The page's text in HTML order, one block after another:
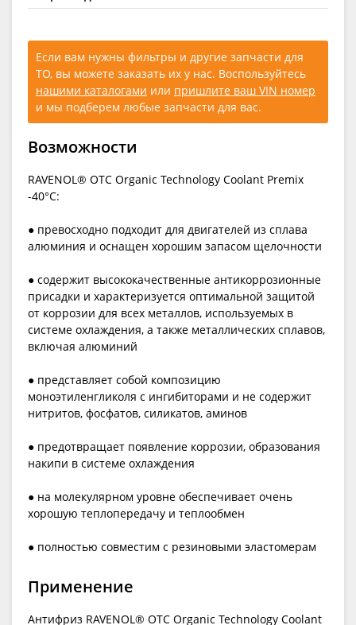
Если вам нужны фильтры и другие запчасти для
ТО, вы можете заказать их у нас. Воспользуйтесь
нашими каталогами или пришлите ваш VIN номер
и мы подберем любые запчасти для вас.
Возможности
RAVENOL® OTC Organic Technology Coolant Premix
-40°C:
● превосходно подходит для двигателей из сплава
алюминия и оснащен хорошим запасом щелочности
● содержит высококачественные антикоррозионные
присадки и характеризуется оптимальной защитой
от коррозии для всех металлов, используемых в
системе охлаждения, а также металлических сплавов,
включая алюминий
● представляет собой композицию
моноэтиленгликоля с ингибиторами и не содержит
нитритов, фосфатов, силикатов, аминов
● предотвращает появление коррозии, образования
накипи в системе охлаждения
● на молекулярном уровне обеспечивает очень
хорошую теплопередачу и теплообмен
● полностью совместим с резиновыми эластомерам
Применение
Антифриз RAVENOL® OTC Organic Technology Coolant